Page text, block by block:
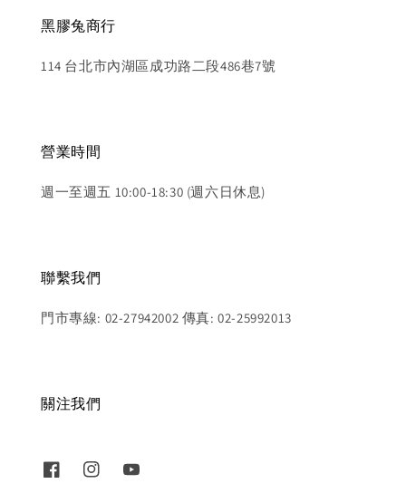
黑膠兔商行
114 台北市內湖區成功路二段486巷7號
營業時間
週一至週五 10:00-18:30 (週六日休息)
聯繫我們
門市專線: 02-27942002 傳真: 02-25992013
關注我們